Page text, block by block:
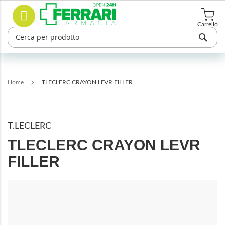
Salta
contenuto
Carrello
Cerca
Home TLECLERC CRAYON LEVR FILLER
T.LECLERC
TLECLERC CRAYON LEVR
FILLER